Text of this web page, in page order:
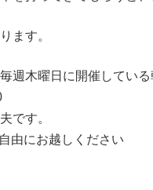
ます。
週木曜日に開催してい
です。
由にお越しください